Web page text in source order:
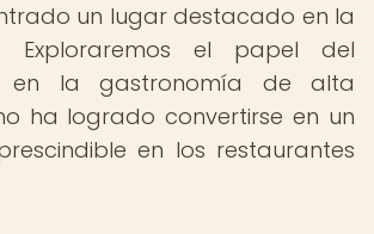
un lugar destacado en la
Exploraremos el papel del
en la gastronomía de alta
ha logrado convertirse en un
en los restaurantes